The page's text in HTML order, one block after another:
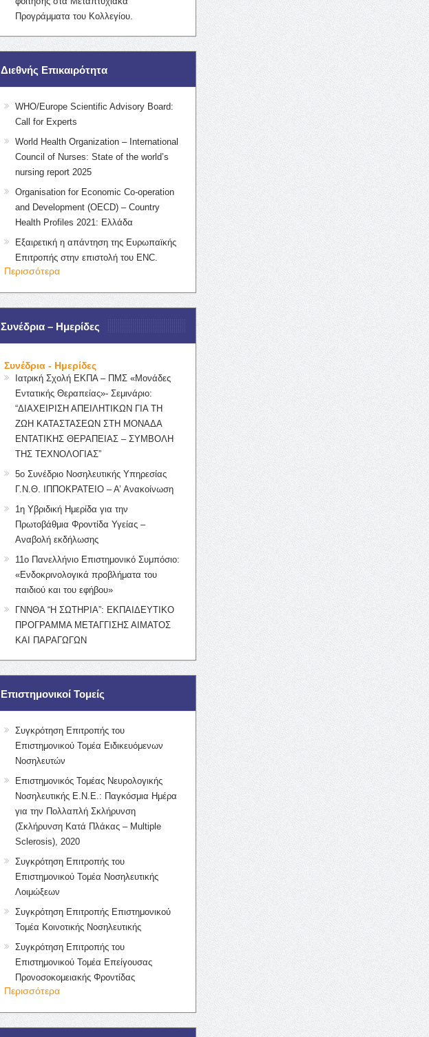
Προγράμματα του Κολλεγίου.
Διεθνής Επικαιρότητα
WHO/Europe Scientific Advisory Board:
Call for Experts
World Health Organization – International
Council of Nurses: State of the world’s
nursing report 2025
Organisation for Economic Co-operation
and Development (OECD) – Country
Health Profiles 2021: Ελλάδα
Εξαιρετική η απάντηση της Ευρωπαϊκής
Επιτροπής στην επιστολή του ENC.
Περισσότερα
Συνέδρια – Ημερίδες
Συνέδρια - Ημερίδες
Ιατρική Σχολή ΕΚΠΑ – ΠΜΣ «Μονάδες
Εντατικής Θεραπείας»- Σεμινάριο:
“ΔΙΑΧΕΙΡΙΣΗ ΑΠΕΙΛΗΤΙΚΩΝ ΓΙΑ ΤΗ
ΖΩΗ ΚΑΤΑΣΤΑΣΕΩΝ ΣΤΗ ΜΟΝΑΔΑ
ΕΝΤΑΤΙΚΗΣ ΘΕΡΑΠΕΙΑΣ – ΣΥΜΒΟΛΗ
ΤΗΣ ΤΕΧΝΟΛΟΓΙΑΣ”
5ο Συνέδριο Νοσηλευτικής Υπηρεσίας
Γ.Ν.Θ. ΙΠΠΟΚΡΑΤΕΙΟ – Α’ Ανακοίνωση
1η Υβριδική Ημερίδα για την
Πρωτοβάθμια Φροντίδα Υγείας –
Αναβολή εκδήλωσης
11ο Πανελλήνιο Επιστημονικό Συμπόσιο:
«Ενδοκρινολογικά προβλήματα του
παιδιού και του εφήβου»
ΓΝΝΘΑ “Η ΣΩΤΗΡΙΑ”: ΕΚΠΑΙΔΕΥΤΙΚΟ
ΠΡΟΓΡΑΜΜΑ ΜΕΤΑΓΓΙΣΗΣ ΑΙΜΑΤΟΣ
ΚΑΙ ΠΑΡΑΓΩΓΩΝ
Επιστημονικοί Τομείς
Συγκρότηση Επιτροπής του
Επιστημονικού Τομέα Ειδικευόμενων
Νοσηλευτών
Επιστημονικός Τομέας Νευρολογικής
Νοσηλευτικής Ε.Ν.Ε.: Παγκόσμια Ημέρα
για την Πολλαπλή Σκλήρυνση
(Σκλήρυνση Κατά Πλάκας – Multiple
Sclerosis), 2020
Συγκρότηση Επιτροπής του
Επιστημονικού Τομέα Νοσηλευτικής
Λοιμώξεων
Συγκρότηση Επιτροπής Επιστημονικού
Τομέα Κοινοτικής Νοσηλευτικής
Συγκρότηση Επιτροπής του
Επιστημονικού Τομέα Επείγουσας
Προνοσοκομειακής Φροντίδας
Περισσότερα